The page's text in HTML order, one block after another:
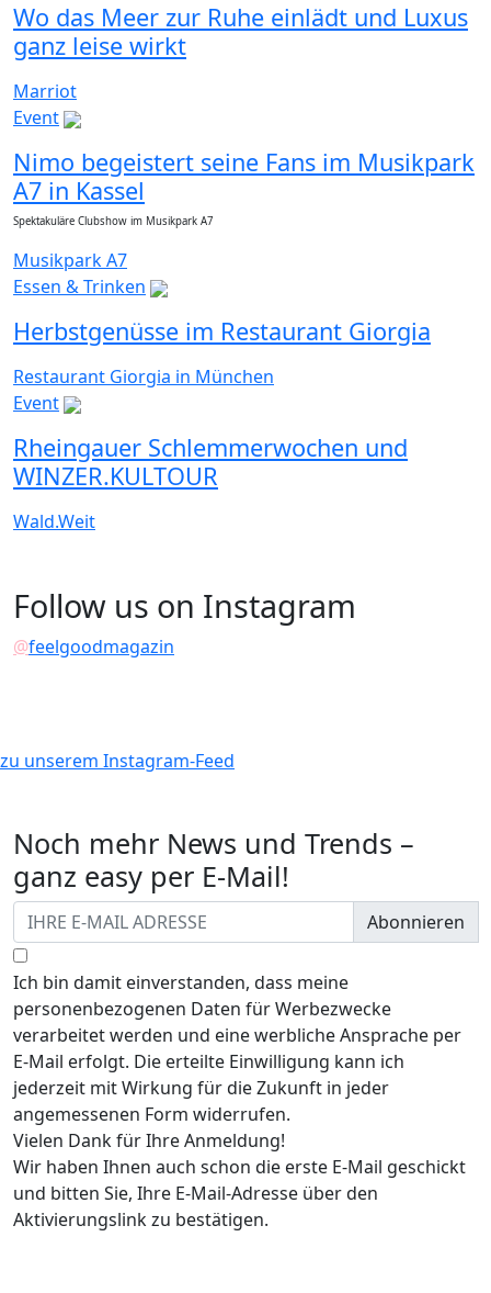
Wo das Meer zur Ruhe einlädt und Luxus
ganz leise wirkt
Marriot
Event
Nimo begeistert seine Fans im Musikpark
A7 in Kassel
Spektakuläre Clubshow im Musikpark A7
Musikpark A7
Essen & Trinken
Herbstgenüsse im Restaurant Giorgia
Restaurant Giorgia in München
Event
Rheingauer Schlemmerwochen und
WINZER.KULTOUR
Wald.Weit
Follow us on Instagram
@feelgoodmagazin
zu unserem Instagram-Feed
Noch mehr News und Trends –
ganz easy per E-Mail!
Abonnieren
Ich bin damit einverstanden, dass meine
personenbezogenen Daten für Werbezwecke
verarbeitet werden und eine werbliche Ansprache per
E-Mail erfolgt. Die erteilte Einwilligung kann ich
jederzeit mit Wirkung für die Zukunft in jeder
angemessenen Form widerrufen.
Vielen Dank für Ihre Anmeldung!
Wir haben Ihnen auch schon die erste E-Mail geschickt
und bitten Sie, Ihre E-Mail-Adresse über den
Aktivierungslink zu bestätigen.